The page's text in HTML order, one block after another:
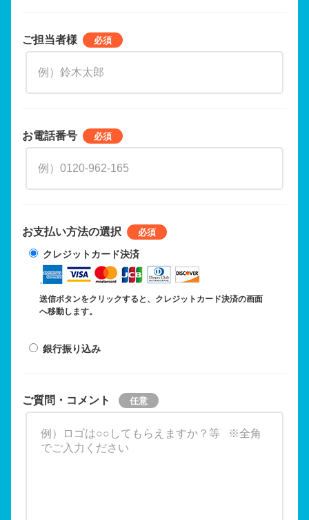
ご担当者様
お電話番号
お支払い方法の選択
クレジットカード決済
送信ボタンをクリックすると、クレジットカード決済の画面
へ移動します。
銀行振り込み
ご質問・コメント